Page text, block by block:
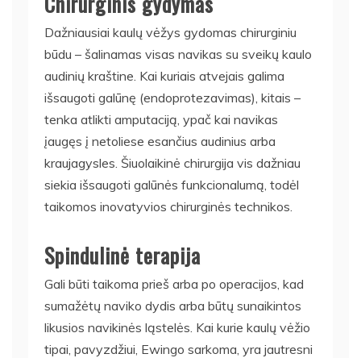
Dažniausiai kaulų vėžys gydomas chirurginiu
būdu – šalinamas visas navikas su sveikų kaulo
audinių kraštine. Kai kuriais atvejais galima
išsaugoti galūnę (endoprotezavimas), kitais –
tenka atlikti amputaciją, ypač kai navikas
įaugęs į netoliese esančius audinius arba
kraujagysles. Šiuolaikinė chirurgija vis dažniau
siekia išsaugoti galūnės funkcionalumą, todėl
taikomos inovatyvios chirurginės technikos.
Spindulinė terapija
Gali būti taikoma prieš arba po operacijos, kad
sumažėtų naviko dydis arba būtų sunaikintos
likusios navikinės ląstelės. Kai kurie kaulų vėžio
tipai, pavyzdžiui, Ewingo sarkoma, yra jautresni